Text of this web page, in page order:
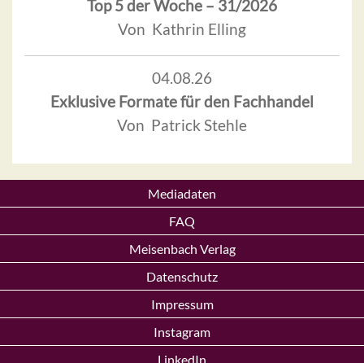
Top 5 der Woche – 31/2026
Von Kathrin Elling
04.08.26
Exklusive Formate für den Fachhandel
Von Patrick Stehle
Mediadaten
FAQ
Meisenbach Verlag
Datenschutz
Impressum
Instagram
LinkedIn